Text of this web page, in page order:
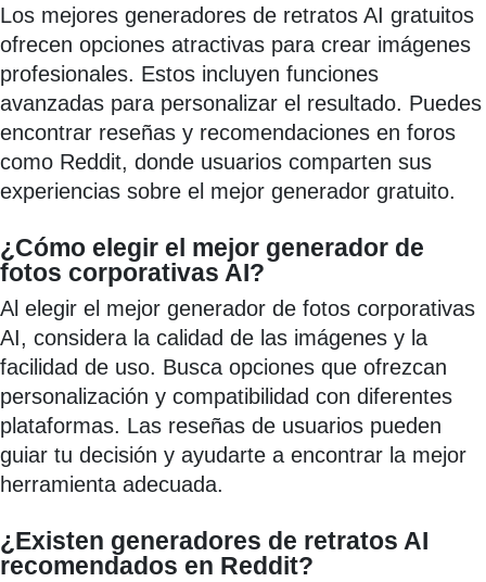
Los mejores generadores de retratos AI gratuitos
ofrecen opciones atractivas para crear imágenes
profesionales. Estos incluyen funciones
avanzadas para personalizar el resultado. Puedes
encontrar reseñas y recomendaciones en foros
como Reddit, donde usuarios comparten sus
experiencias sobre el mejor generador gratuito.
¿Cómo elegir el mejor generador de
fotos corporativas AI?
Al elegir el mejor generador de fotos corporativas
AI, considera la calidad de las imágenes y la
facilidad de uso. Busca opciones que ofrezcan
personalización y compatibilidad con diferentes
plataformas. Las reseñas de usuarios pueden
guiar tu decisión y ayudarte a encontrar la mejor
herramienta adecuada.
¿Existen generadores de retratos AI
recomendados en Reddit?